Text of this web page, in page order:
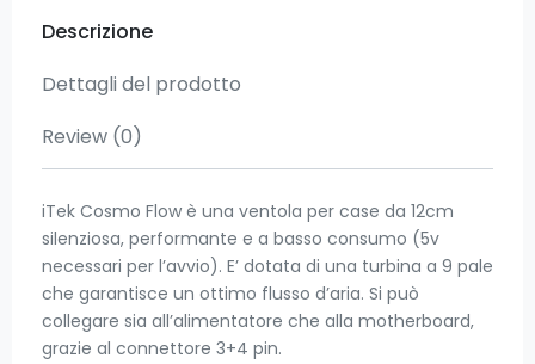
Descrizione
Dettagli del prodotto
Review (0)
iTek Cosmo Flow è una ventola per case da 12cm
silenziosa, performante e a basso consumo (5v
necessari per l’avvio). E’ dotata di una turbina a 9 pale
che garantisce un ottimo flusso d’aria. Si può
collegare sia all’alimentatore che alla motherboard,
grazie al connettore 3+4 pin.